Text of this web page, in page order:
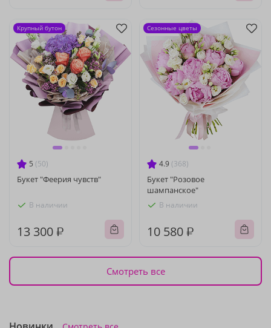
5 (50)
Букет "Феерия чувств"
В наличии
13 300 ₽
Крупный бутон
4.9 (368)
Букет "Розовое
шампанское"
В наличии
10 580 ₽
Сезонные цветы
Смотреть все